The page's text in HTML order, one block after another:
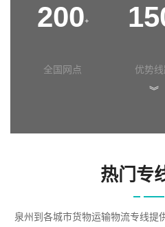
200+
全国网点 优势
︾
热门专
泉州到各城市货物运输物流专线提